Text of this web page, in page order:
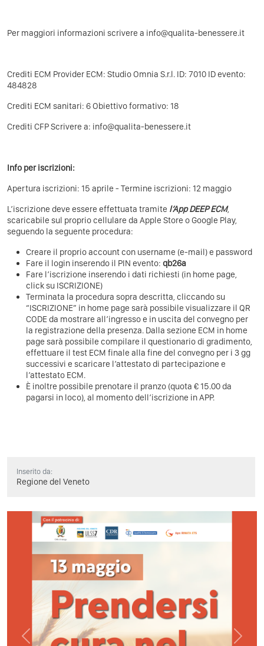
Per maggiori informazioni scrivere a info@qualita-benessere.it
Crediti ECM Provider ECM: Studio Omnia S.r.l. ID: 7010 ID evento:
484828
Crediti ECM sanitari: 6 Obiettivo formativo: 18
Crediti CFP Scrivere a: info@qualita-benessere.it
Info per iscrizioni:
Apertura iscrizioni: 15 aprile - Termine iscrizioni: 12 maggio
L’iscrizione deve essere effettuata tramite l’App DEEP ECM,
scaricabile sul proprio cellulare da Apple Store o Google Play,
seguendo la seguente procedura:
Creare il proprio account con username (e-mail) e password
Fare il login inserendo il PIN evento: qb26a
Fare l’iscrizione inserendo i dati richiesti (in home page,
click su ISCRIZIONE)
Terminata la procedura sopra descritta, cliccando su
“ISCRIZIONE” in home page sarà possibile visualizzare il QR
CODE da mostrare all’ingresso e in uscita del convegno per
la registrazione della presenza. Dalla sezione ECM in home
page sarà possibile compilare il questionario di gradimento,
effettuare il test ECM finale alla fine del convegno per i 3 gg
successivi e scaricare l’attestato di partecipazione e
l’attestato ECM.
È inoltre possibile prenotare il pranzo (quota € 15.00 da
pagarsi in loco), al momento dell’iscrizione in APP.
Inserito da:
Regione del Veneto
Previous Next